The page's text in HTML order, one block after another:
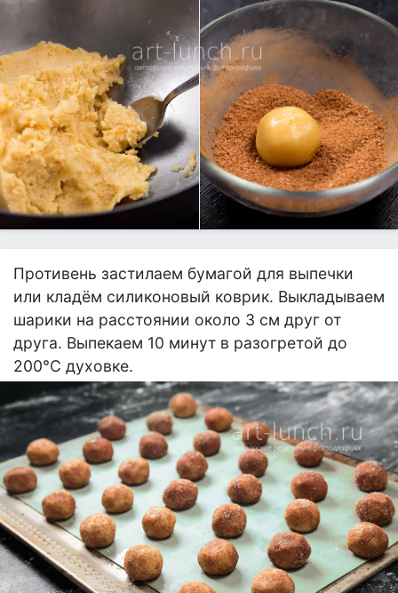
Противень застилаем бумагой для выпечки
или кладём силиконовый коврик. Выкладываем
шарики на расстоянии около 3 см друг от
друга. Выпекаем 10 минут в разогретой до
200°С духовке.